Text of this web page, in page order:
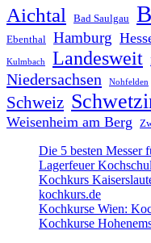
Aichtal Bad Saulgau
Ebenthal
Hamburg
Kulmbach Landesweit
Niedersachsen Nohfelden
Schweiz
Weisenheim am Berg
Die 5 besten Messer
Lagerfeuer
Kochkurs
kochkurs.de
Kochkurse Wien:
Kochkurse